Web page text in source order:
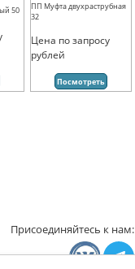
50
ПП Муфта двухраструбная
32
Цена по запросу
рублей
Посмотреть
Присоединяйтесь к нам: